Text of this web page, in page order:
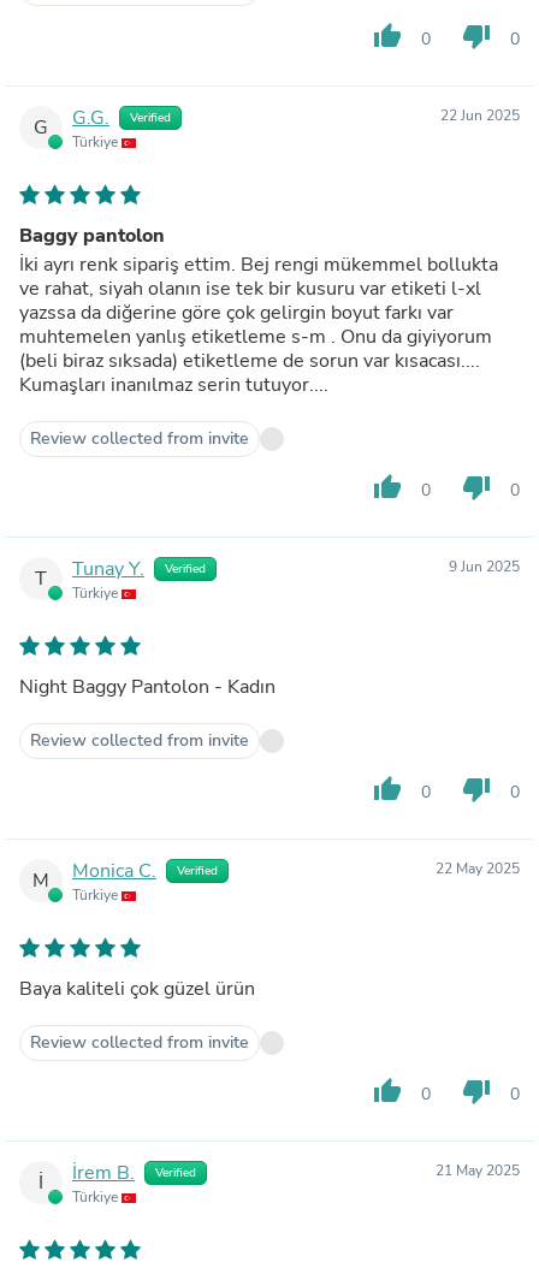
thumb_up 0 thumb_down 0
G G.G. Verified
Türkiye
22 Jun 2025
Baggy pantolon
İki ayrı renk sipariş ettim. Bej rengi mükemmel bollukta
ve rahat, siyah olanın ise tek bir kusuru var etiketi l-xl
yazssa da diğerine göre çok gelirgin boyut farkı var
muhtemelen yanlış etiketleme s-m . Onu da giyiyorum
(beli biraz sıksada) etiketleme de sorun var kısacası....
Kumaşları inanılmaz serin tutuyor....
Review collected from invite
thumb_up 0 thumb_down 0
T Tunay Y. Verified
Türkiye
9 Jun 2025
Night Baggy Pantolon - Kadın
Review collected from invite
thumb_up 0 thumb_down 0
M Monica C. Verified
Türkiye
22 May 2025
Baya kaliteli çok güzel ürün
Review collected from invite
thumb_up 0 thumb_down 0
İ İrem B. Verified
Türkiye
21 May 2025